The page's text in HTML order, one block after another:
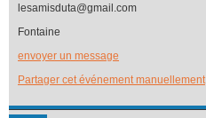
lesamisduta@gmail.com
Fontaine
envoyer un message
Partager cet événement manuellement